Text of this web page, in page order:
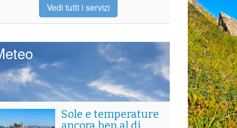
Vedi tutti i servizi
Sole e temperature